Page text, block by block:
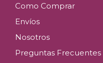
Como Comprar
Envíos
Nosotros
Preguntas Frecuentes